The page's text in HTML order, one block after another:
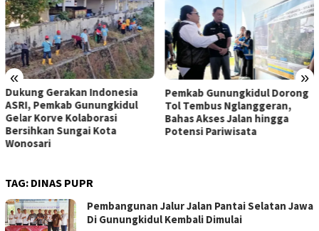
« »
Dukung Gerakan Indonesia
ASRI, Pemkab Gunungkidul
Gelar Korve Kolaborasi
Bersihkan Sungai Kota
Wonosari
Pemkab Gunungkidul Dorong
Tol Tembus Nglanggeran,
Bahas Akses Jalan hingga
Potensi Pariwisata
TAG: DINAS PUPR
Pembangunan Jalur Jalan Pantai Selatan Jawa
Di Gunungkidul Kembali Dimulai